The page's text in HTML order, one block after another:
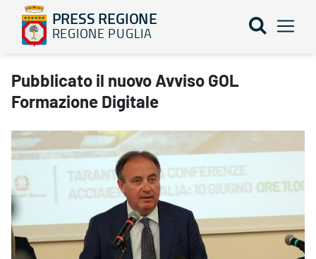
PRESS REGIONE
REGIONE PUGLIA
Pubblicato il nuovo Avviso GOL Formazione Digitale - PRESS
Pubblicato il nuovo Avviso GOL
Formazione Digitale